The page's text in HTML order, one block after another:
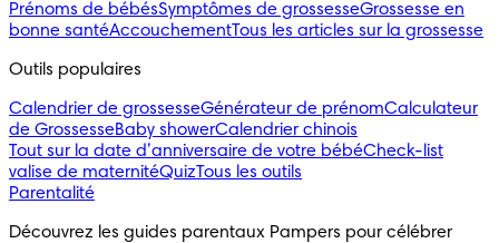
Prénoms de bébésSymptômes de grossesseGrossesse en
bonne santéAccouchementTous les articles sur la grossesse
Outils populaires
Calendrier de grossesseGénérateur de prénomCalculateur
de GrossesseBaby showerCalendrier chinois
Tout sur la date d’anniversaire de votre bébéCheck-list
valise de maternitéQuizTous les outils
Parentalité
Découvrez les guides parentaux Pampers pour célébrer